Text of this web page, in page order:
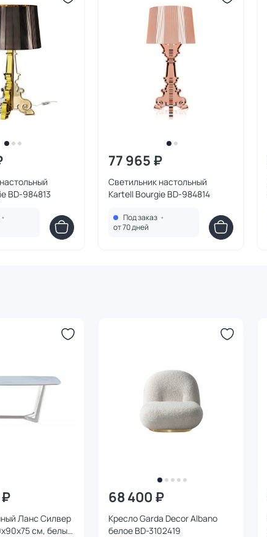
BD-984813
•
77 965 ₽
Светильник настольный
Kartell Bourgie BD-984814
Под заказ •
от 70 дней
Ланс Силвер
см, белый
68 400 ₽
Кресло Garda Decor Albano
белое BD-3102419